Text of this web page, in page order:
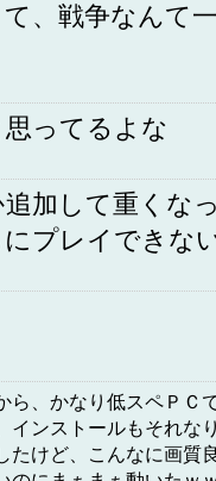
、戦争なんて
ってるよな
加して重くな
プレイできな
ら、かなり低スペＰＣ
インストールもそれな
たけど、こんなに画質